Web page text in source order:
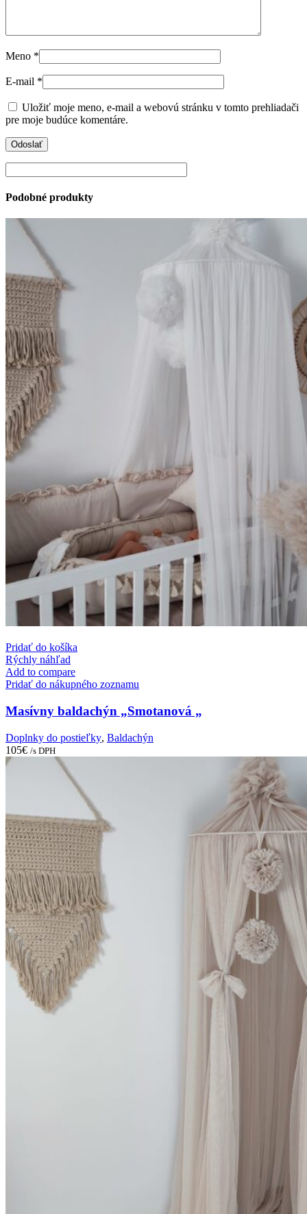
Meno *
E-mail *
Uložiť moje meno, e-mail a webovú stránku v tomto prehliadači
pre moje budúce komentáre.
Podobné produkty
Pridať do košíka
Rýchly náhľad
Add to compare
Pridať do nákupného zoznamu
Masívny baldachýn „Smotanová „
Doplnky do postieľky, Baldachýn
105€ /s DPH